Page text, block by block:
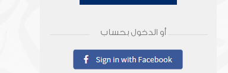
أو الدخول بحساب